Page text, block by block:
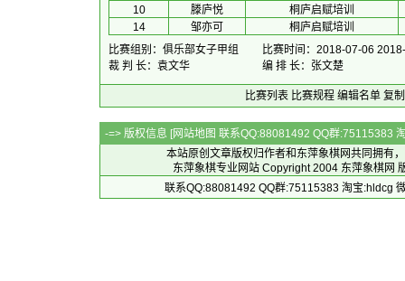
10
滕庐悦
桐庐启赋培训
14
邹亦可
桐庐启赋培训
比赛组别：俱乐部女子甲组
比赛时间：2018-07-06
裁 判 长：袁文华
编 排 长：张文楚
比赛列表 比赛规程 编辑名单 复
-=> 版权信息 [网站地图 联系QQ:88081492 QQ群:75115383
本站原创文章版权归作者和 东萍象棋网共同拥有
东萍象棋专业网站 Copyright 2004 东萍象棋网
联系QQ:88081492 QQ群:75115383 淘宝:hldcg